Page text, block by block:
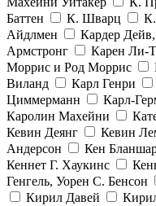
Баттен
К. Шварц
Айдлмен
Кардер
Армстронг
Карен Ли-
Моррис и Род Моррис
Виланд
Карл Генри
Циммерманн
Карл-
Каролин Махейни
Кевин Деянг
Кевин
Андерсон
Кен
Кеннет Г. Хаукинс
Генгель, Уорен С. Бенсон
Кирил Давей